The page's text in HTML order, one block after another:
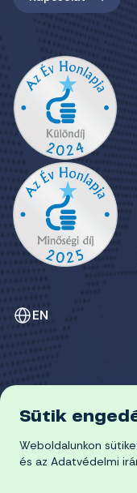
EN
© 2026 Miskolci
ADATVÉDELEM
COOKIE-
Sütik
Weboldalunkon
és az Adatvédelmi